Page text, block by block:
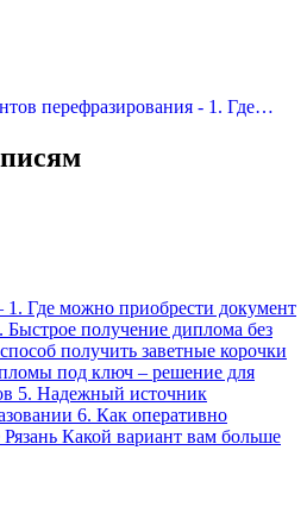
перефразирования - 1. Где…
1. Где можно приобрести документ
Быстрое получение диплома без
получить заветные корочки
под ключ – решение для
5. Надежный источник
6. Как оперативно
Какой вариант вам больше